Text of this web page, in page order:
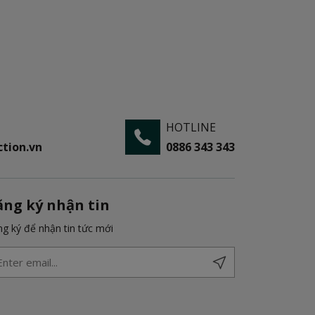
HOTLINE
0886 343 343
ký nhận tin
ký để nhận tin tức mới